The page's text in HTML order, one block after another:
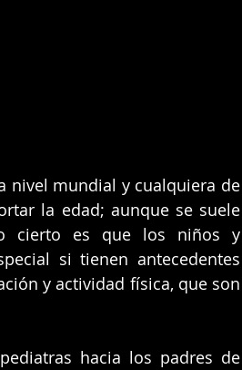
nivel mundial y cualquiera de
la edad; aunque se suele
cierto es que los niños y
si tienen antecedentes
y actividad física, que son
hacia los padres de